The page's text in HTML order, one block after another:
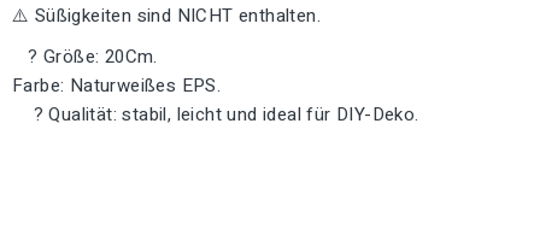
⚠️ Süßigkeiten sind NICHT enthalten.
? Größe: 20Cm.
Farbe: Naturweißes EPS.
? Qualität: stabil, leicht und ideal für DIY-Deko.